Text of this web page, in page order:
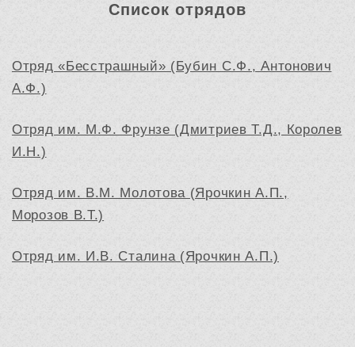
Список отрядов
Отряд «Бесстрашный» (Бубин С.Ф., Антонович
А.Ф.)
Отряд им. М.Ф. Фрунзе (Дмитриев Т.Д., Королев
И.Н.)
Отряд им. В.М. Молотова (Ярочкин А.П.,
Морозов В.Т.)
Отряд им. И.В. Сталина (Ярочкин А.П.)